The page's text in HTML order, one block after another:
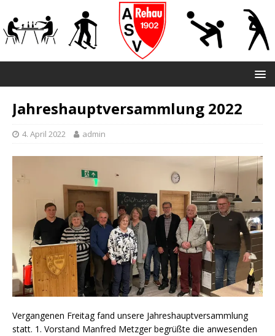
Jahreshauptversammlung 2022
4. April 2022 admin
Vergangenen Freitag fand unsere Jahreshauptversammlung
statt. 1. Vorstand Manfred Metzger begrüßte die anwesenden